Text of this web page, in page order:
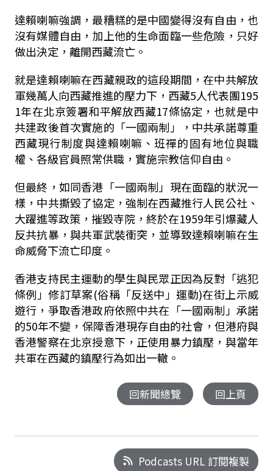
達賴喇嘛強調，最糟糕的是中國變得沒有自由，也
沒有媒體自由，加上他的生命面臨一些危險，只好
做出決定，離開西藏流亡。
就是達賴喇嘛在西藏親政的這段期間，在中共解放
軍幾萬人向西藏推進的壓力下，西藏5人代表團195
1年在北京簽署和平解放西藏17條協定，也就是中
共建政後首次實施的「一國兩制」，中共承諾尊重
西藏現行制度與達賴喇嘛、班禪的固有地位與職
權、各級官員照常供職，實施宗教信仰自由。
但最終，如同香港「一國兩制」現在面臨的狀況一
樣，中共撕毀了協定，強制在西藏推行人民公社、
大躍進等政策，摧毀寺院，終於在1959年引爆藏人
反共抗暴，與共軍武裝衝突，並導致達賴喇嘛在生
命威脅下流亡印度。
香港支持民主運動的學生與民眾正因為反對「逃犯
條例」修訂草案(俗稱「反送中」運動)在街上示威
遊行，爭取香港政府依照中共在「一國兩制」承諾
的50年不變，保障香港現存自由的社會，但港府與
香港警察在北京授意下，正使用暴力鎮壓，與當年
共軍在西藏的鎮壓行為如出一轍。
回新聞總覽 回上頁
Podcasts URL 訂閱複製